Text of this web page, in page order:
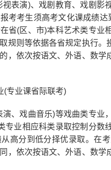
演)、戏剧教育、戏剧影
考考生须高考文化课成绩
省(区、市)本科艺术类专
规则等依据各省规定执行
，依次按语文、外语、数
业课省际联考)
戏曲音乐)等戏曲类专业
专业相应科类录取控制分
高分到低分择优录取。在
，依次按语文、外语、数